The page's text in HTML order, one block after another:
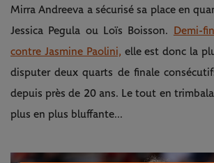
Mirra Andreeva a sécurisé sa place en
Jessica Pegula ou Loïs Boisson.
Demi-
contre Jasmine Paolini, elle est donc la
disputer deux quarts de finale
depuis près de 20 ans. Le tout en
plus en plus bluffante...